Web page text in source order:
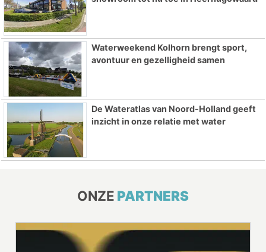
Waterweekend Kolhorn brengt sport,
avontuur en gezelligheid samen
De Wateratlas van Noord-Holland geeft
inzicht in onze relatie met water
ONZE PARTNERS